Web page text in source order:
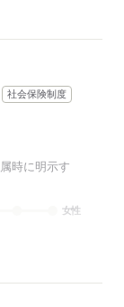
社会保険制度
時に明示す
女性